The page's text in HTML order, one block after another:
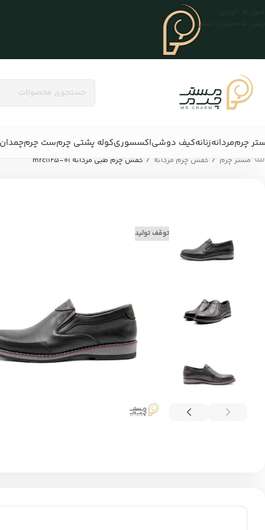
عبور به ناوبری
رفتن به محتوای اصلی
چرممردانهزنانهکیف دوشیاکسسوریکوله پشتی چرمست چرم
مستر چرم / کفش چرم مردانه / کفش چرم طبی مردانه mrc1125-01
توقف تولید